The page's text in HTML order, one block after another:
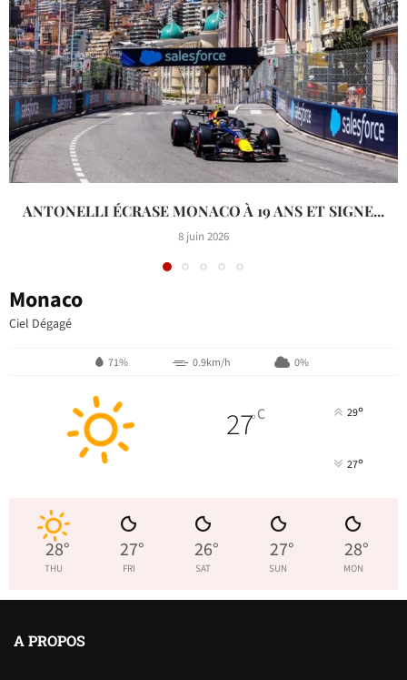
ANTONELLI ÉCRASE MONACO À 19 ANS ET SIGNE...
8 juin 2026
Monaco
Ciel Dégagé
71% 0.9km/h 0%
27°C 29°
27°
28°
THU
27°
FRI
26°
SAT
27°
SUN
28°
MON
A PROPOS